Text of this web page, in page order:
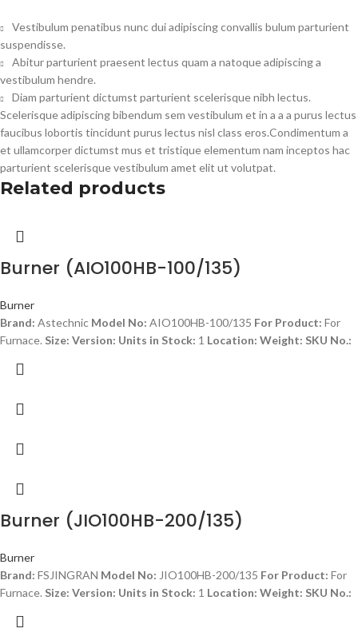
Vestibulum penatibus nunc dui adipiscing convallis bulum parturient
suspendisse.
Abitur parturient praesent lectus quam a natoque adipiscing a
vestibulum hendre.
Diam parturient dictumst parturient scelerisque nibh lectus.
Scelerisque adipiscing bibendum sem vestibulum et in a a a purus lectus
faucibus lobortis tincidunt purus lectus nisl class eros.Condimentum a
et ullamcorper dictumst mus et tristique elementum nam inceptos hac
parturient scelerisque vestibulum amet elit ut volutpat.
Related products
Burner (AIO100HB-100/135)
Burner
Brand: Astechnic Model No: AIO100HB-100/135 For Product: For
Furnace. Size: Version: Units in Stock: 1 Location: Weight: SKU No.:
Burner (JIO100HB-200/135)
Burner
Brand: FSJINGRAN Model No: JIO100HB-200/135 For Product: For
Furnace. Size: Version: Units in Stock: 1 Location: Weight: SKU No.: